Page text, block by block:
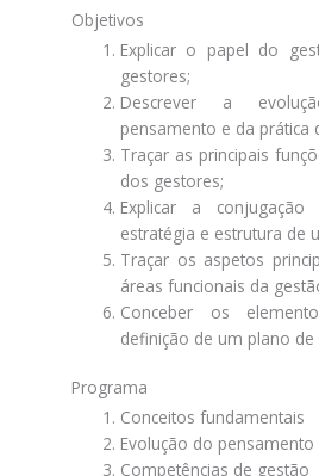
Objetivos
Explicar o papel do
gestores;
Descrever a
pensamento e da prática
Traçar as principais
dos gestores;
Explicar a conjugação
estratégia e estrutura de
Traçar os aspetos
áreas funcionais da
Conceber os
definição de um plano de
Programa
Conceitos fundamentais
Evolução do
Competências de gestão